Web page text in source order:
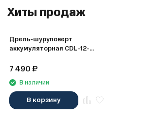
Хиты продаж
Дрель-шуруповерт
аккумуляторная CDL-12-
Denzel
7 490₽
В наличии
В корзину